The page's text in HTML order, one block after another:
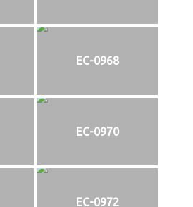
EC-0968
EC-0970
EC-0972